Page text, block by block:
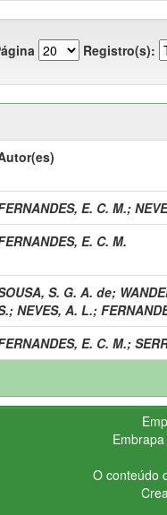
Registro(s):
E. C. M.;
E. C. M.
S. G. A. de;
; NEVES, A. L.;
E. C. M.;
Embrapa
O conteúdo